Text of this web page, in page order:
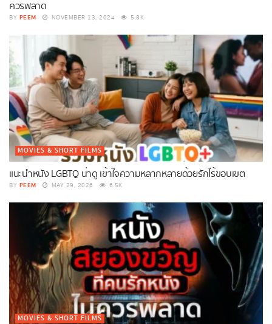
ควรพลาด
BY PEEM NOVEMBER 13, 2024 5.8K
MOVIES & SHORT FILMS
แนะนำหนัง LGBTQ น่าดู เข้าใจความหลากหลายด้วยรักไร้ขอบเขต
BY PEEM MAY 29, 2026 6.5K
MOVIES & SHORT FILMS